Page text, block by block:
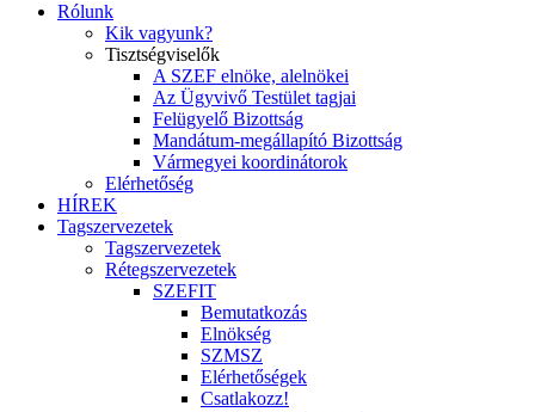
Rólunk
Kik vagyunk?
Tisztségviselők
A SZEF elnöke, alelnökei
Az Ügyvivő Testület tagjai
Felügyelő Bizottság
Mandátum-megállapító Bizottság
Vármegyei koordinátorok
Elérhetőség
HÍREK
Tagszervezetek
Tagszervezetek
Rétegszervezetek
SZEFIT
Bemutatkozás
Elnökség
SZMSZ
Elérhetőségek
Csatlakozz!